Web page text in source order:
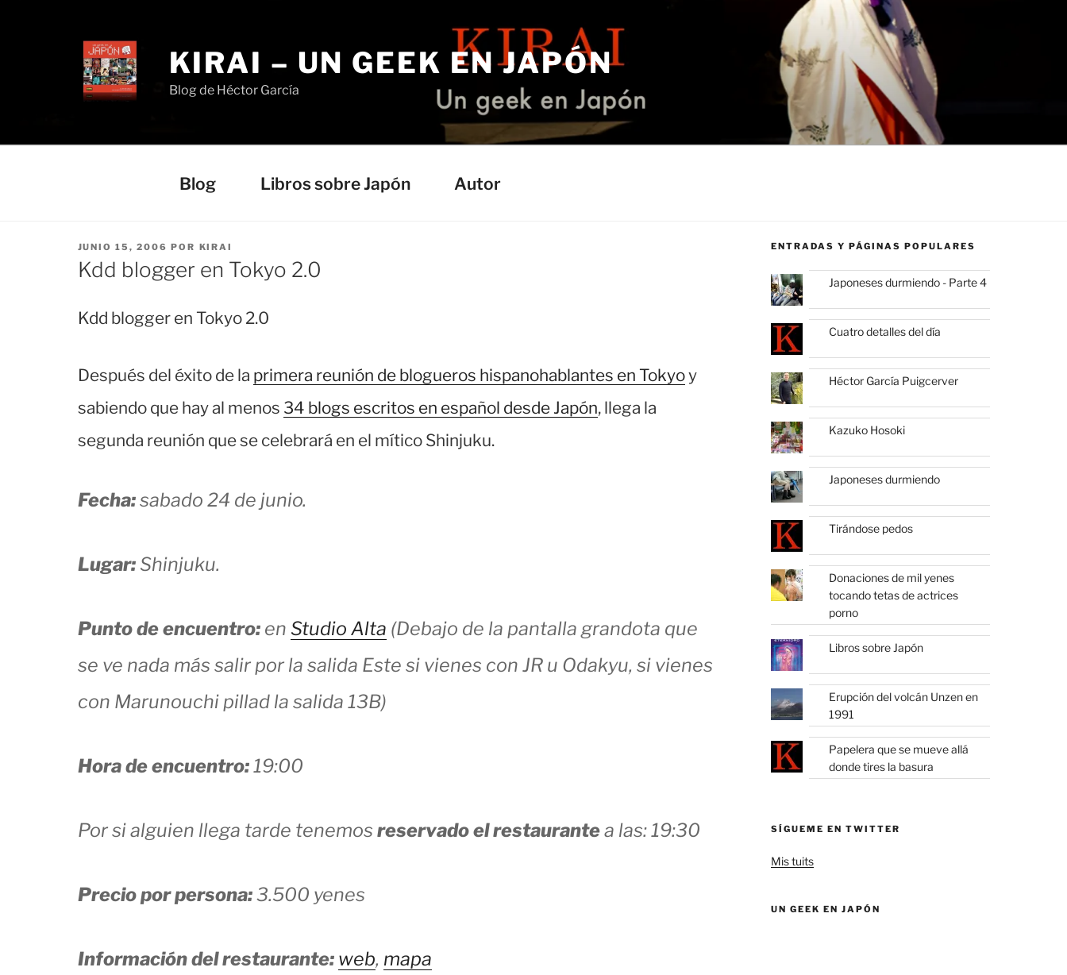
KIRAI – UN GEEK EN JAPÓN
Blog de Héctor García
Blog Libros sobre Japón Autor
PUBLICADO
EL
JUNIO 15, 2006 POR KIRAI
Kdd blogger en Tokyo 2.0
Kdd blogger en Tokyo 2.0
Después del éxito de la primera reunión de blogueros hispanohablantes en Tokyoy
sabiendo que hay al menos 34 blogs escritos en español desde Japón, llega la
segunda reunión que se celebrará en el mítico Shinjuku.
Fecha:sabado 24 de junio.
Lugar:Shinjuku.
Punto de encuentro:en Studio Alta (Debajo de la pantalla grandota que
se ve nada más salir por la salida Este si vienes con JR u Odakyu, si vienes
con Marunouchi pillad la salida 13B)
Hora de encuentro:19:00
Por si alguien llega tarde tenemos reservado el restaurantea las: 19:30
Precio por persona:3.500 yenes
Información del restaurante: web, mapa
ENTRADAS Y PÁGINAS POPULARES
Japoneses durmiendo - Parte 4
Cuatro detalles del día
Héctor García Puigcerver
Kazuko Hosoki
Japoneses durmiendo
Tirándose pedos
Donaciones de mil yenes
tocando tetas de actrices
porno
Libros sobre Japón
Erupción del volcán Unzen en
1991
Papelera que se mueve allá
donde tires la basura
SÍGUEME EN TWITTER
Mis tuits
UN GEEK EN JAPÓN